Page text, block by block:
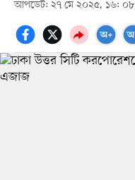
আপডেট: ২৭ মে ২০২৫, ১৬: ০৮